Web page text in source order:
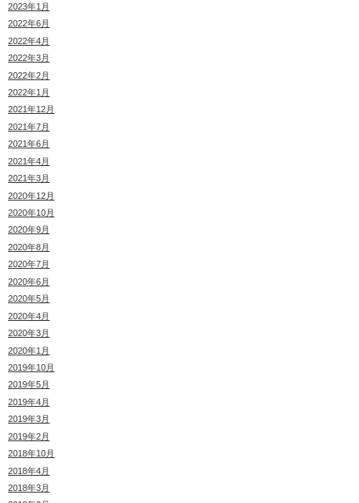
2023年1月
2022年6月
2022年4月
2022年3月
2022年2月
2022年1月
2021年12月
2021年7月
2021年6月
2021年4月
2021年3月
2020年12月
2020年10月
2020年9月
2020年8月
2020年7月
2020年6月
2020年5月
2020年4月
2020年3月
2020年1月
2019年10月
2019年5月
2019年4月
2019年3月
2019年2月
2018年10月
2018年4月
2018年3月